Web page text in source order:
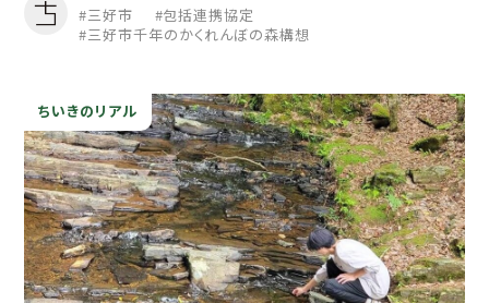
三好市
包括連携協定
三好市千年のかくれんぼの森構想
ちいきのリアル